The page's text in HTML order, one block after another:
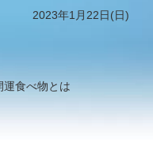
i
2023年1月22日(日)